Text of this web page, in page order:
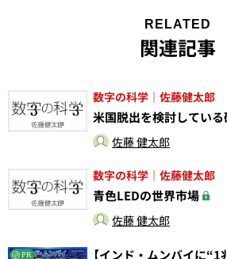
RELATED
関連記事
数字の科学｜佐藤健太郎
米国脱出を検討してい
佐藤 健太郎
数字の科学｜佐藤健太郎
青色LEDの世界市場
佐藤 健太郎
PR 【インド・ムンバイに“1